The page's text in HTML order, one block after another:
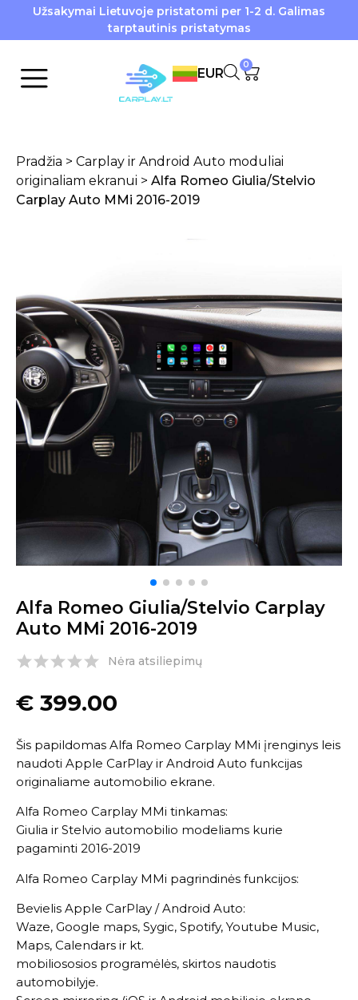
Užsakymai Lietuvoje pristatomi per 1-2 d. Galimas
tarptautinis pristatymas
EUR
0
Pradžia > Carplay ir Android Auto moduliai
originaliam ekranui > Alfa Romeo Giulia/Stelvio
Carplay Auto MMi 2016-2019
Alfa Romeo Giulia/Stelvio Carplay
Auto MMi 2016-2019
Nėra atsiliepimų
€ 399.00
Šis papildomas Alfa Romeo Carplay MMi įrenginys leis
naudoti Apple CarPlay ir Android Auto funkcijas
originaliame automobilio ekrane.
Alfa Romeo Carplay MMi tinkamas:
Giulia ir Stelvio automobilio modeliams kurie
pagaminti 2016-2019
Alfa Romeo Carplay MMi pagrindinės funkcijos:
Bevielis Apple CarPlay / Android Auto:
Waze, Google maps, Sygic, Spotify, Youtube Music,
Maps, Calendars ir kt.
mobiliososios programėlės, skirtos naudotis
automobilyje.